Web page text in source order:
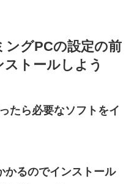
ングPCの設定の前
トールしよう
たら必要なソフトをイ
かるのでインストール